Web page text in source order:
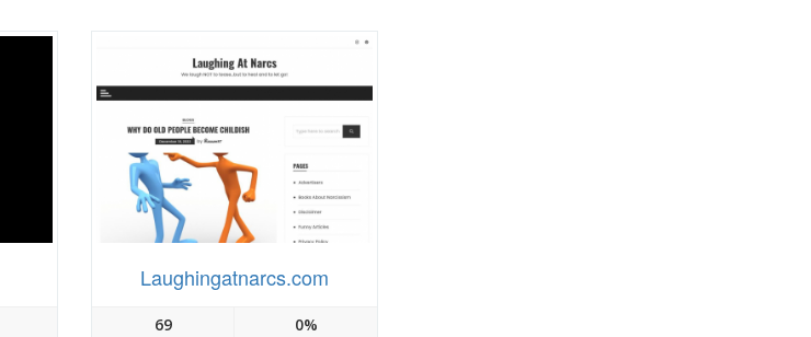
Laughingatnarcs.com
69 0%